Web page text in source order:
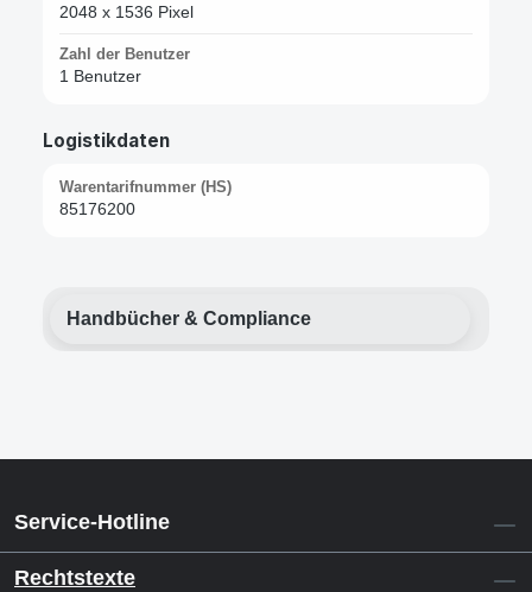
2048 x 1536 Pixel
Zahl der Benutzer
1 Benutzer
Logistikdaten
Warentarifnummer (HS)
85176200
Handbücher & Compliance
Service-Hotline
Rechtstexte